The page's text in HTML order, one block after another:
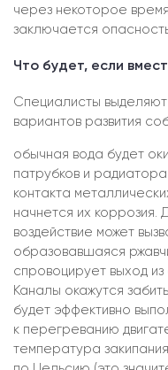
через некоторое
заключается
Что будет, если
Специалисты
вариантов развития
обычная вода будет
патрубков и
контакта
начнется их
воздействие может
образовавшаяся
спровоцирует выход
Каналы окажутся
будет эффективно
к перегреванию
температура